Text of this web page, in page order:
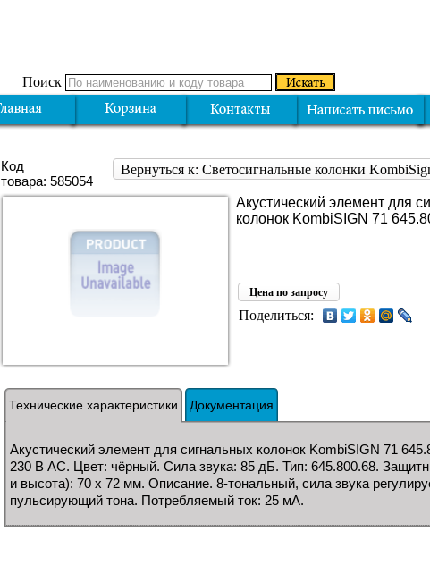
Поиск
Вернуться к: Светосигнальные колонки
Код
товара: 585054
Акустический элемент для
колонок KombiSIGN 71
Цена по запросу
Поделиться:
Технические характеристики Документация
Акустический элемент для сигнальных колонок KombiSIGN 71
230 В AC. Цвет: чёрный. Сила звука: 85 дБ. Тип: 645.800.68.
и высота): 70 x 72 мм. Описание. 8-тональный, сила звука
пульсирующий тона. Потребляемый ток: 25 мА.